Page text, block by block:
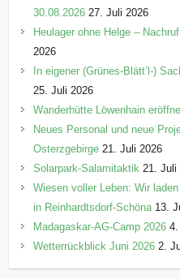
30.08.2026 27. Juli 2026
Heulager ohne Helge –
2026
In eigener (Grünes-Blätt’l-)
25. Juli 2026
Wanderhütte Löwenhain
Neues Personal und neue
Osterzgebirge 21. Juli 2026
Solarpark-Salamitaktik 21. Juli
Wiesen voller Leben: Wir
in Reinhardtsdorf-Schöna 13.
Madagaskar-AG-Camp 2026
Wetterrückblick Juni 2026 2.